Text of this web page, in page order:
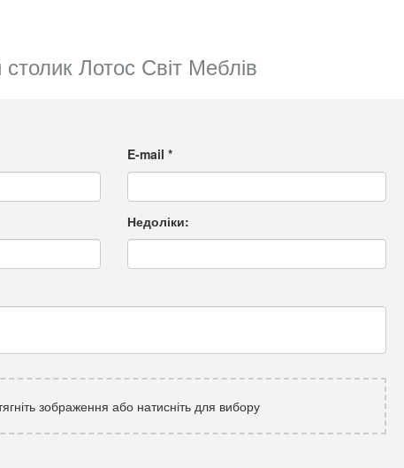
Лотос Світ Меблів
E-mail *
Недоліки:
зображення або натисніть для вибору